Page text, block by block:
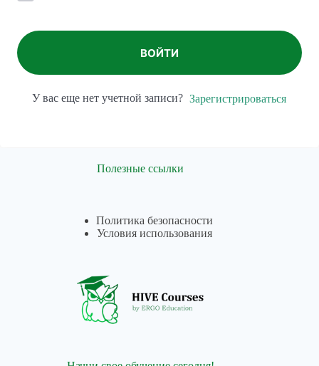
ВОЙТИ
У вас еще нет учетной записи? Зарегистрироваться
Полезные ссылки
Политика безопасности
Условия использования